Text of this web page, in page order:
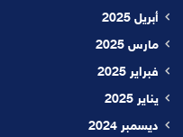
أبريل 2025
مارس 2025
فبراير 2025
يناير 2025
ديسمبر 2024